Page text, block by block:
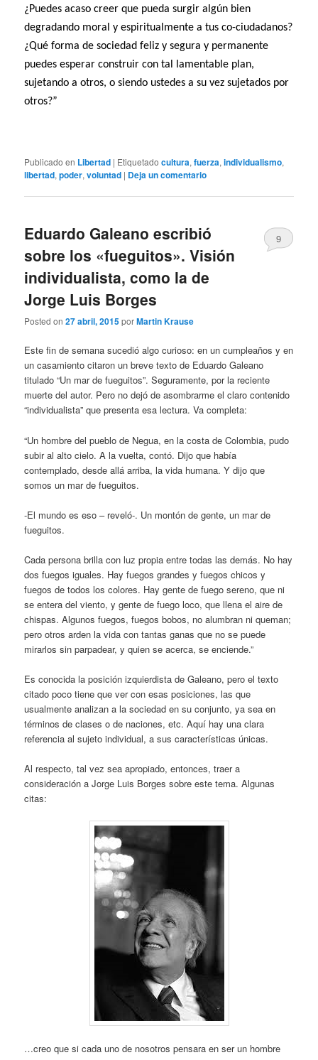
¿Puedes acaso creer que pueda surgir algún bien
degradando moral y espiritualmente a tus co-ciudadanos?
¿Qué forma de sociedad feliz y segura y permanente
puedes esperar construir con tal lamentable plan,
sujetando a otros, o siendo ustedes a su vez sujetados por
otros?”
Publicado en Libertad | Etiquetado cultura,fuerza,individualismo,
libertad,poder,voluntad | Deja un comentario
Eduardo Galeano escribió
sobre los «fueguitos». Visión
individualista, como la de
Jorge Luis Borges
Posted on27 abril, 2015porMartin Krause
9
Este fin de semana sucedió algo curioso: en un cumpleaños y en
un casamiento citaron un breve texto de Eduardo Galeano
titulado “Un mar de fueguitos”. Seguramente, por la reciente
muerte del autor. Pero no dejó de asombrarme el claro contenido
“individualista” que presenta esa lectura. Va completa:
“Un hombre del pueblo de Negua, en la costa de Colombia, pudo
subir al alto cielo. A la vuelta, contó. Dijo que había
contemplado, desde allá arriba, la vida humana. Y dijo que
somos un mar de fueguitos.
-El mundo es eso – reveló-. Un montón de gente, un mar de
fueguitos.
Cada persona brilla con luz propia entre todas las demás. No hay
dos fuegos iguales. Hay fuegos grandes y fuegos chicos y
fuegos de todos los colores. Hay gente de fuego sereno, que ni
se entera del viento, y gente de fuego loco, que llena el aire de
chispas. Algunos fuegos, fuegos bobos, no alumbran ni queman;
pero otros arden la vida con tantas ganas que no se puede
mirarlos sin parpadear, y quien se acerca, se enciende.”
Es conocida la posición izquierdista de Galeano, pero el texto
citado poco tiene que ver con esas posiciones, las que
usualmente analizan a la sociedad en su conjunto, ya sea en
términos de clases o de naciones, etc. Aquí hay una clara
referencia al sujeto individual, a sus características únicas.
Al respecto, tal vez sea apropiado, entonces, traer a
consideración a Jorge Luis Borges sobre este tema. Algunas
citas:
…creo que si cada uno de nosotros pensara en ser un hombre